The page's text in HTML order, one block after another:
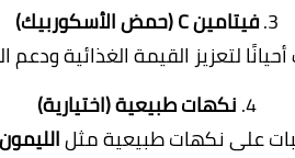
3. فيتامين C (حمض الأسكوربيك)
لتعزيز القيمة الغذائية ودعم
4. نكهات طبيعية (اختيارية)
على نكهات طبيعية مثلالليمون